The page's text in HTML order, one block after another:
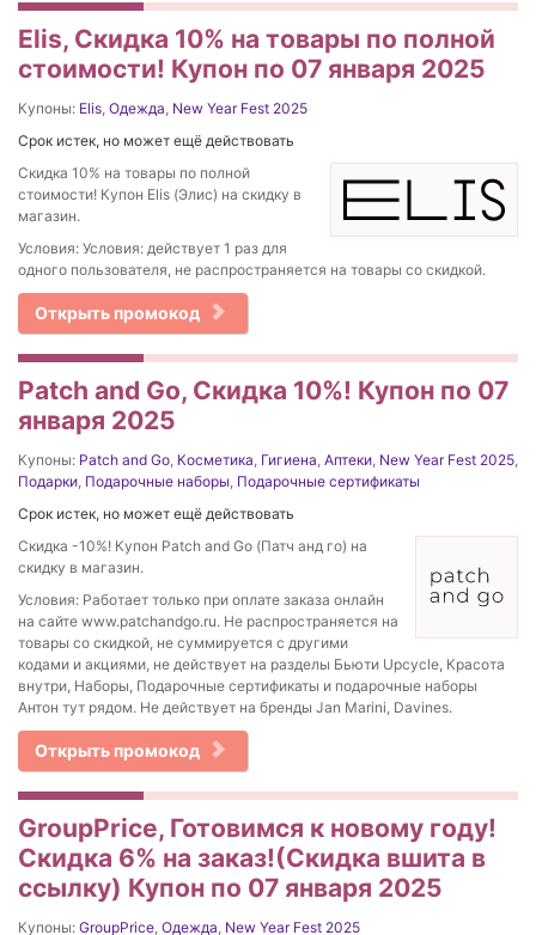
Elis, Cкидка 10% на товары по полной
стоимости! Купон по 07 января 2025
Купоны: Elis, Одежда, New Year Fest 2025
Срок истек, но может ещё действовать
Cкидка 10% на товары по полной
стоимости! Купон Elis (Элис) на скидку в
магазин.
Условия: Условия: действует 1 раз для
одного пользователя, не распространяется на товары со скидкой.
Открыть промокод
Patch and Go, Скидка 10%! Купон по 07
января 2025
Купоны: Patch and Go, Косметика, Гигиена, Аптеки, New Year Fest 2025,
Подарки, Подарочные наборы, Подарочные сертификаты
Срок истек, но может ещё действовать
Скидка -10%! Купон Patch and Go (Патч анд го) на
скидку в магазин.
Условия: Работает только при оплате заказа онлайн
на сайте www.patchandgo.ru. Не распространяется на
товары со скидкой, не суммируется с другими
кодами и акциями, не действует на разделы Бьюти Upcyclе, Красота
внутри, Наборы, Подарочные сертификаты и подарочные наборы
Антон тут рядом. Не действует на бренды Jan Marini, Davines.
Открыть промокод
GroupPrice, Готовимся к новому году!
Скидка 6% на заказ!(Скидка вшита в
ссылку) Купон по 07 января 2025
Купоны: GroupPrice, Одежда, New Year Fest 2025